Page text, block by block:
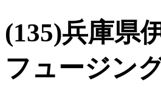
(135)兵庫県
フュージン